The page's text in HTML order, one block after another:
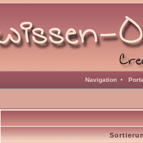
Navigation •